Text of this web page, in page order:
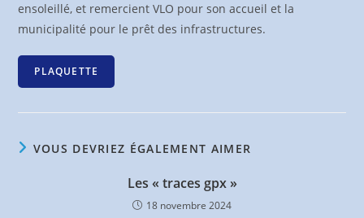
ensoleillé, et remercient VLO pour son accueil et la
municipalité pour le prêt des infrastructures.
PLAQUETTE
VOUS DEVRIEZ ÉGALEMENT AIMER
Les « traces gpx »
18 novembre 2024